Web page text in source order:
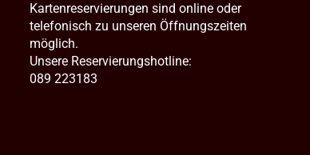
Kartenreservierungen sind online oder
telefonisch zu unseren Öffnungszeiten
möglich.
Unsere Reservierungshotline:
089 223183